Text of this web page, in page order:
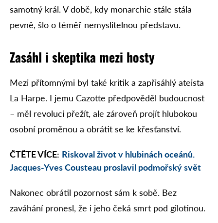
samotný král. V době, kdy monarchie stále stála
pevně, šlo o téměř nemyslitelnou představu.
Zasáhl i skeptika mezi hosty
Mezi přítomnými byl také kritik a zapřisáhlý ateista
La Harpe. I jemu Cazotte předpověděl budoucnost
– měl revoluci přežít, ale zároveň projít hlubokou
osobní proměnou a obrátit se ke křesťanství.
ČTĚTE VÍCE: Riskoval život v hlubinách oceánů.
Jacques-Yves Cousteau proslavil podmořský svět
Nakonec obrátil pozornost sám k sobě. Bez
zaváhání pronesl, že i jeho čeká smrt pod gilotinou.